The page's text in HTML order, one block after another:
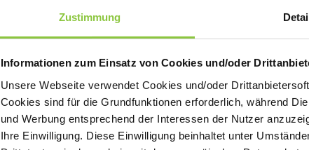
Zustimmung
Informationen zum Einsatz von Cookies und/oder
Unsere Webseite verwendet Cookies und/oder
Cookies sind für die Grundfunktionen erforderlich, während
und Werbung entsprechend der Interessen der Nutzer
Ihre Einwilligung. Diese Einwilligung beinhaltet unter